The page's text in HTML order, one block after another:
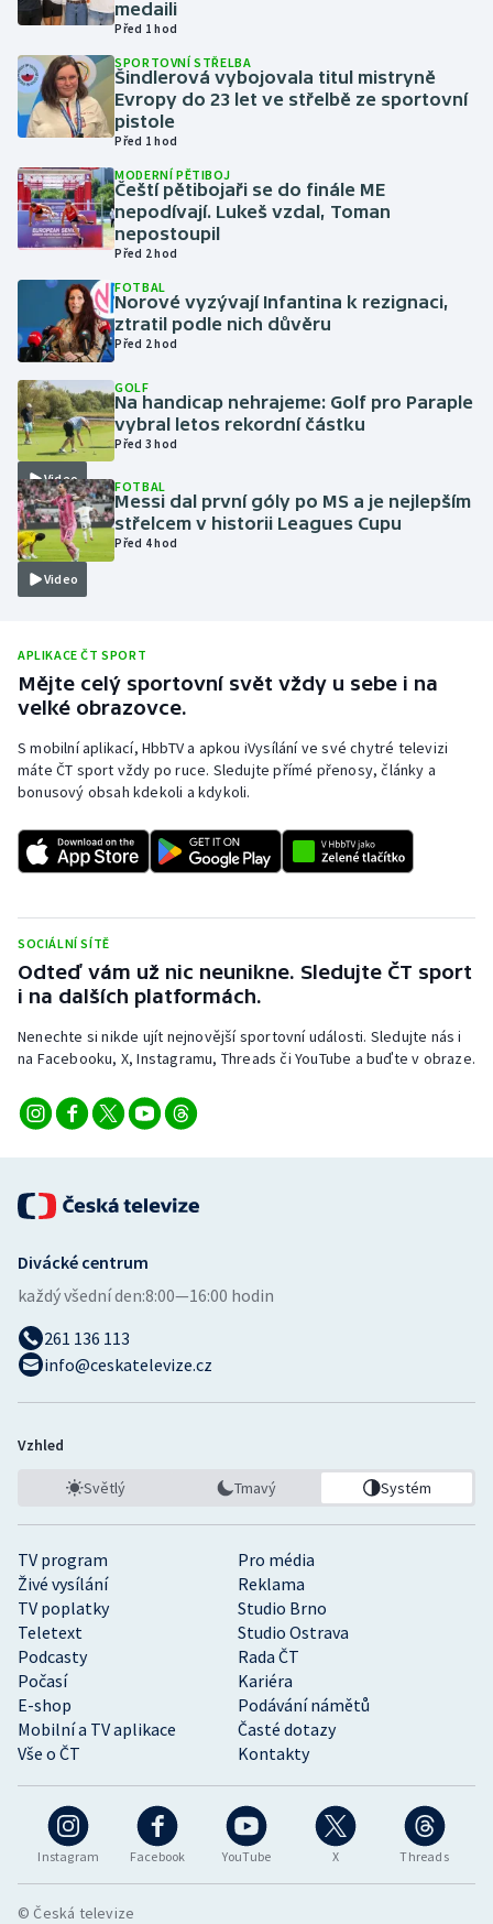
Házená
Jezdectví
Krasobruslení
Lyže a snowboard
Motorsport
Olympijské hry
Parasport
Plavání
Ragby
Rychlobruslení
Rychlostní kanoistika
Short track
Stolní tenis
Triatlon
Veslování
Vodní slalom
Volejbal
Ostatní
medaili
Před 1 hod
SPORTOVNÍ STŘELBA
Šindlerová vybojovala titul mistryně
Evropy do 23 let ve střelbě ze sportovní
pistole
Před 1 hod
MODERNÍ PĚTIBOJ
Čeští pětibojaři se do finále ME
nepodívají. Lukeš vzdal, Toman
nepostoupil
Před 2 hod
FOTBAL
Norové vyzývají Infantina k rezignaci,
ztratil podle nich důvěru
Před 2 hod
Video
GOLF
Na handicap nehrajeme: Golf pro Paraple
vybral letos rekordní částku
Před 3 hod
Video
FOTBAL
Messi dal první góly po MS a je nejlepším
střelcem v historii Leagues Cupu
Před 4 hod
APLIKACE ČT SPORT
Mějte celý sportovní svět vždy u sebe i na
velké obrazovce.
S mobilní aplikací, HbbTV a apkou iVysílání ve své chytré televizi
máte ČT sport vždy po ruce. Sledujte přímé přenosy, články a
bonusový obsah kdekoli a kdykoli.
SOCIÁLNÍ SÍTĚ
Odteď vám už nic neunikne. Sledujte ČT sport
i na dalších platformách.
Nenechte si nikde ujít nejnovější sportovní události. Sledujte nás i
na Facebooku, X, Instagramu, Threads či YouTube a buďte v obraze.
Instagram Facebook YouTube X Threads
TV program
Pro média
Živé vysílání
Reklama
TV poplatky
Studio Brno
Teletext
Studio Ostrava
Podcasty
Rada ČT
Počasí
Kariéra
E-shop
Podávání námětů
Mobilní a TV aplikace
Časté dotazy
Vše o ČT
Kontakty
Divácké centrum
každý všední den:8:00—16:00 hodin
261 136 113
info@ceskatelevize.cz
Vzhled
Světlý Tmavý Systém
© Česká televize